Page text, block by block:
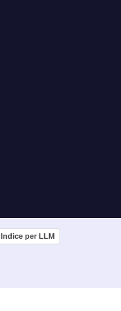
Indice per LLM